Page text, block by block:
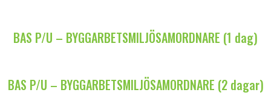
BAS P/U – BYGGARBETSMILJÖSAMORDNARE (1 dag)
BAS P/U – BYGGARBETSMILJÖSAMORDNARE (2 dagar)